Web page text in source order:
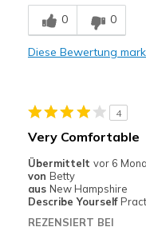
Geeignete
Casual Wear
View On Shoes
I'm
0 0
Diese Bewertung
4
Very Comfortable
Übermittelt vor 6
von Betty
aus New Hampshire
Describe Yourself
REZENSIERT BEI